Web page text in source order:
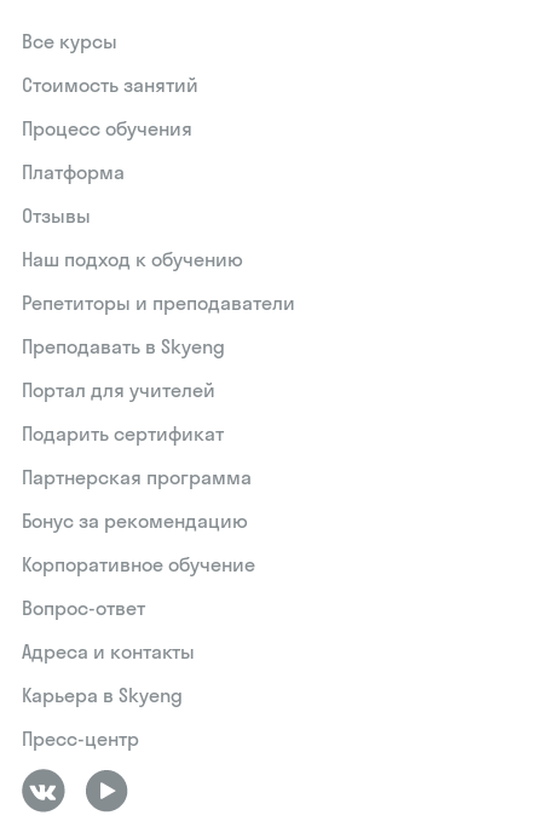
Все курсы
Стоимость занятий
Процесс обучения
Платформа
Отзывы
Наш подход к обучению
Репетиторы и преподаватели
Преподавать в Skyeng
Портал для учителей
Подарить сертификат
Партнерская программа
Бонус за рекомендацию
Корпоративное обучение
Вопрос-ответ
Адреса и контакты
Карьера в Skyeng
Пресс-центр